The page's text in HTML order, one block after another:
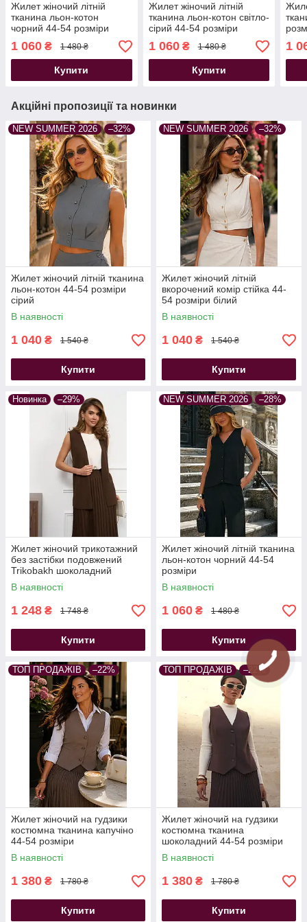
Жилет жіночий літній
тканина льон-котон
чорний 44-54 розміри
1 060 ₴ 1 480 ₴
Купити
Жилет жіночий літній
тканина льон-котон світло-
сірий 44-54 розміри
1 060₴ 1 480 ₴
Купити
1
Акційні пропозиції та новинки
NEW SUMMER 2026 –32%
Жилет жіночий літній тканина
льон-котон 44-54 розміри
сірий
В наявності
1 040 ₴ 1 540 ₴
Купити
NEW SUMMER 2026 –32%
Жилет жіночий літній
вкорочений комір стійка 44-
54 розміри білий
В наявності
1 040 ₴ 1 540 ₴
Купити
Новинка –29%
Жилет жіночий трикотажний
без застібки подовжений
Trikobakh шоколадний
В наявності
1 248 ₴ 1 748 ₴
Купити
NEW SUMMER 2026 –28%
Жилет жіночий літній тканина
льон-котон чорний 44-54
розміри
В наявності
1 060 ₴ 1 480 ₴
Купити
ТОП ПРОДАЖІВ –22%
Жилет жіночий на гудзики
костюмна тканина капучіно
44-54 розміри
В наявності
1 380 ₴ 1 780 ₴
Купити
ТОП ПРОДАЖІВ –22%
Жилет жіночий на гудзики
костюмна тканина
шоколадний 44-54 розміри
В наявності
1 380 ₴ 1 780 ₴
Купити